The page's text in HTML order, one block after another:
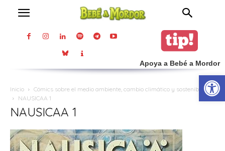
Apoya a Bebé a Mordor
Inicio
Cómics sobre el medio ambiente, cambio climático y sostenibilidad
NAUSICAA 1
NAUSICAA 1